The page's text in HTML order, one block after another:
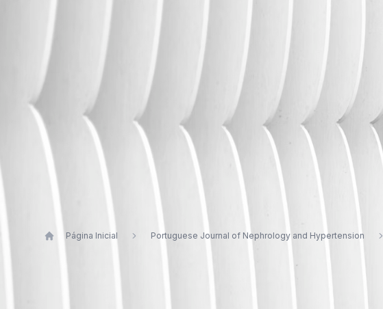
Página Inicial Portuguese Journal of Nephrology and Hypertension
Publications by Luís Freitas